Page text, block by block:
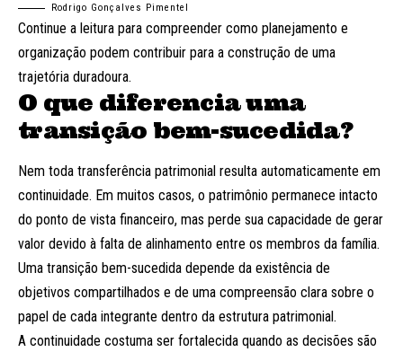
Rodrigo Gonçalves Pimentel
Continue a leitura para compreender como planejamento e
organização podem contribuir para a construção de uma
trajetória duradoura.
O que diferencia uma
transição bem-sucedida?
Nem toda transferência patrimonial resulta automaticamente em
continuidade. Em muitos casos, o patrimônio permanece intacto
do ponto de vista financeiro, mas perde sua capacidade de gerar
valor devido à falta de alinhamento entre os membros da família.
Uma transição bem-sucedida depende da existência de
objetivos compartilhados e de uma compreensão clara sobre o
papel de cada integrante dentro da estrutura patrimonial.
A continuidade costuma ser fortalecida quando as decisões são